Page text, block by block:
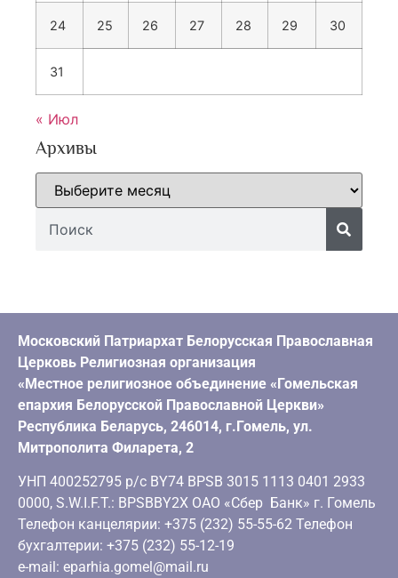
24 25 26 27 28 29 30
31
« Июл
Архивы
Московский Патриархат Белорусская Православная
Церковь Религиозная организация
«Местное религиозное объединение «Гомельская
епархия Белорусской Православной Церкви»
Республика Беларусь, 246014, г.Гомель, ул.
Митрополита Филарета, 2
УНП 400252795 р/с BY74 BPSB 3015 1113 0401 2933
0000, S.W.I.F.T.: BPSBBY2X ОАО «Сбер Банк» г. Гомель
Телефон канцелярии: +375 (232) 55-55-62 Телефон
бухгалтерии: +375 (232) 55-12-19
e-mail: eparhia.gomel@mail.ru